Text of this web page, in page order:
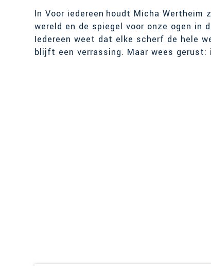
In Voor iedereen houdt Micha Wertheim
wereld en de spiegel voor onze ogen in
Iedereen weet dat elke scherf de hele
blijft een verrassing. Maar wees